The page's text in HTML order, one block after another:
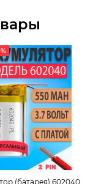
(батарея) 602040